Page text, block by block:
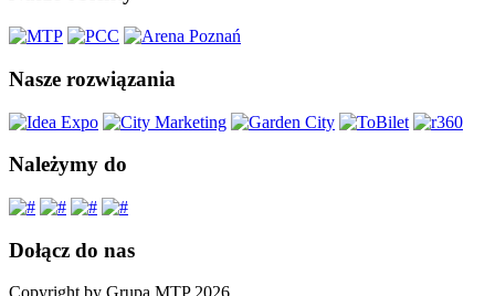
Nasze rozwiązania
Należymy do
Dołącz do nas